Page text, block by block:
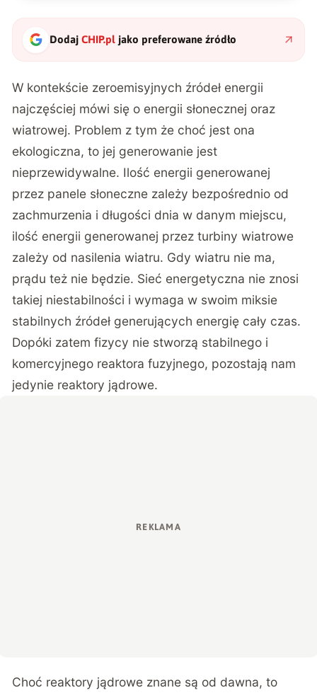
DodajCHIP.pl jako preferowane źródło
W kontekście zeroemisyjnych źródeł energii
najczęściej mówi się o energii słonecznej oraz
wiatrowej. Problem z tym że choć jest ona
ekologiczna, to jej generowanie jest
nieprzewidywalne. Ilość energii generowanej
przez panele słoneczne zależy bezpośrednio od
zachmurzenia i długości dnia w danym miejscu,
ilość energii generowanej przez turbiny wiatrowe
zależy od nasilenia wiatru. Gdy wiatru nie ma,
prądu też nie będzie. Sieć energetyczna nie znosi
takiej niestabilności i wymaga w swoim miksie
stabilnych źródeł generujących energię cały czas.
Dopóki zatem fizycy nie stworzą stabilnego i
komercyjnego reaktora fuzyjnego, pozostają nam
jedynie reaktory jądrowe.
Choć reaktory jądrowe znane są od dawna, to